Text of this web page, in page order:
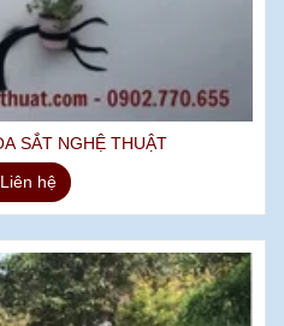
SẮT NGHỆ THUẬT
Liên hệ